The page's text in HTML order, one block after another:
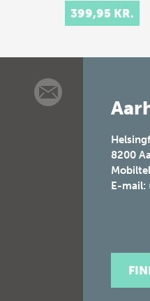
399,95 KR.
8200
E-mail: